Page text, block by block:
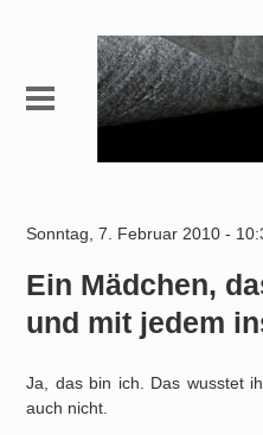
Sonntag, 7. Februar 2010 -
Ein Mädchen,
und mit jedem
Ja, das bin ich. Das wusstet
auch nicht.